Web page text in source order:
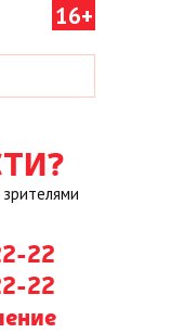
16+
22
22